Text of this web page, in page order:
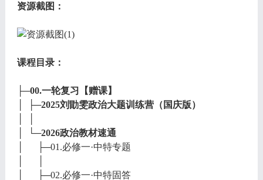
资源截图：
课程目录：
├─00.一轮复习【赠课】
│ ├─2025刘勖雯政治大题训练营（国庆版）
│ └─2026政治教材速通
│ ├─01.必修一·中特专题
│ ├─02.必修一·中特固答